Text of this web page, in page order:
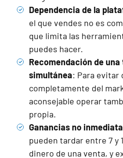
Dependencia de la
el que vendes no es
que limita las
puedes hacer.
Recomendación de
simultánea: Para evitar
completamente del
aconsejable operar
propia.
Ganancias no
pueden tardar entre 7 y
dinero de una venta, y